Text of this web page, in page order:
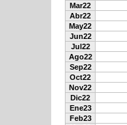
Mar22
Abr22
May22
Jun22
Jul22
Ago22
Sep22
Oct22
Nov22
Dic22
Ene23
Feb23